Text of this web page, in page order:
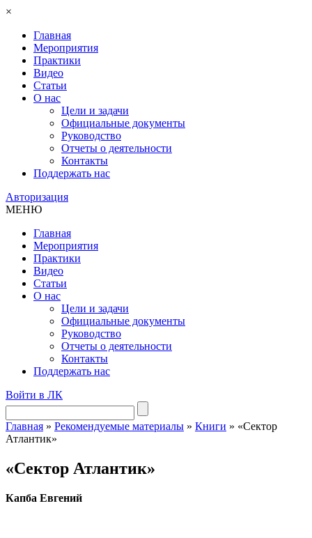
×
Главная
Мероприятия
Практики
Видео
Статьи
О нас
Цели и задачи
Официальные документы
Руководство
Отчеты о деятельности
Контакты
Поддержать нас
Авторизация
МЕНЮ
Главная
Мероприятия
Практики
Видео
Статьи
О нас
Цели и задачи
Официальные документы
Руководство
Отчеты о деятельности
Контакты
Поддержать нас
Войти в ЛК
Главная » Рекомендуемые материалы » Книги » «Сектор
Атлантик»
«Сектор Атлантик»
Капба Евгений